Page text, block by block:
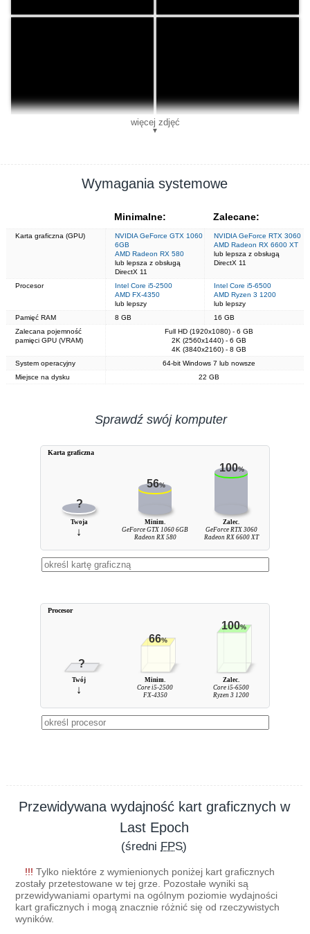
więcej zdjęć
▼
Wymagania systemowe
Minimalne: Zalecane:
Karta graficzna (GPU)
NVIDIA GeForce GTX 1060
6GB
AMD Radeon RX 580
lub lepsza z obsługą
DirectX 11
NVIDIA GeForce RTX 3060
AMD Radeon RX 6600 XT
lub lepsza z obsługą
DirectX 11
Procesor
Intel Core i5-2500
AMD FX-4350
lub lepszy
Intel Core i5-6500
AMD Ryzen 3 1200
lub lepszy
Pamięć RAM
8 GB
16 GB
Zalecana pojemność
pamięci GPU (VRAM)
Full HD (1920x1080) - 6 GB
2K (2560x1440) - 6 GB
4K (3840x2160) - 8 GB
System operacyjny
64-bit Windows 7 lub nowsze
Miejsce na dysku
22 GB
Sprawdź swój komputer
?
56%
100%
Twoja
↓
Minim.
GeForce GTX 1060 6GB
Radeon RX 580
Zalec.
GeForce RTX 3060
Radeon RX 6600 XT
Karta graficzna
?
66%
100%
Twój
↓
Minim.
Core i5-2500
FX-4350
Zalec.
Core i5-6500
Ryzen 3 1200
Procesor
Przewidywana wydajność kart graficznych w
Last Epoch
(średni FPS)
!!! Tylko niektóre z wymienionych poniżej kart graficznych
zostały przetestowane w tej grze. Pozostałe wyniki są
przewidywaniami opartymi na ogólnym poziomie wydajności
kart graficznych i mogą znacznie różnić się od rzeczywistych
wyników.